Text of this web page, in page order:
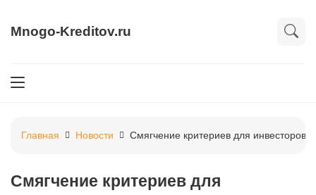
Mnogo-Kreditov.ru
Главная Новости Смягчение критериев для инвесторов
Смягчение критериев для